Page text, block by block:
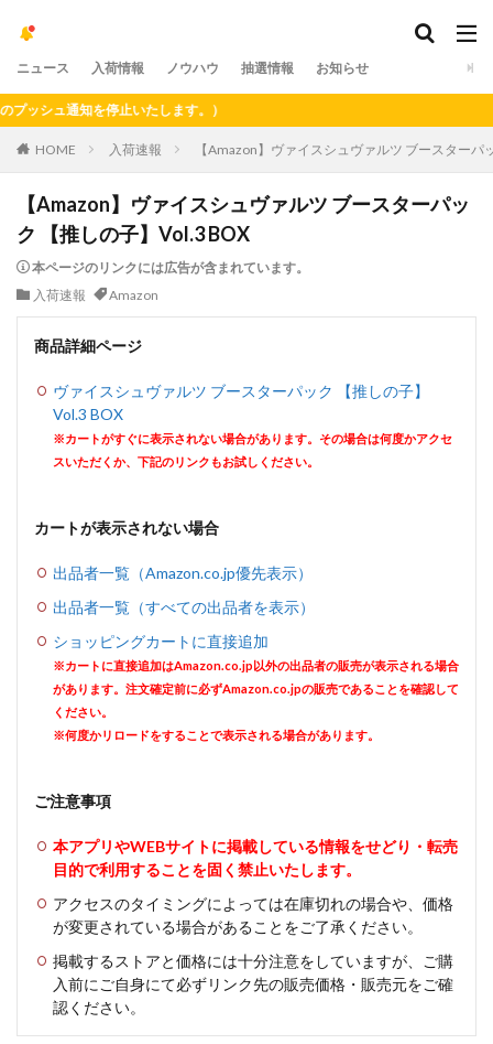
ニュース 入荷情報 ノウハウ 抽選情報 お知らせ
通知を停止いたします。）
HOME 入荷速報 【Amazon】ヴァイスシュヴァルツ ブースターパ
【Amazon】ヴァイスシュヴァルツ ブースターパッ
ク 【推しの子】Vol.3 BOX
本ページのリンクには広告が含まれています。
入荷速報
Amazon
商品詳細ページ
ヴァイスシュヴァルツ ブースターパック 【推しの子】
Vol.3 BOX
※カートがすぐに表示されない場合があります。その場合は何度かアクセ
スいただくか、下記のリンクもお試しください。
カートが表示されない場合
出品者一覧（Amazon.co.jp優先表示）
出品者一覧（すべての出品者を表示）
ショッピングカートに直接追加
※カートに直接追加はAmazon.co.jp以外の出品者の販売が表示される場合
があります。注文確定前に必ずAmazon.co.jpの販売であることを確認して
ください。
※何度かリロードをすることで表示される場合があります。
ご注意事項
本アプリやWEBサイトに掲載している情報をせどり・転売
目的で利用することを固く禁止いたします。
アクセスのタイミングによっては在庫切れの場合や、価格
が変更されている場合があることをご了承ください。
掲載するストアと価格には十分注意をしていますが、ご購
入前にご自身にて必ずリンク先の販売価格・販売元をご確
認ください。